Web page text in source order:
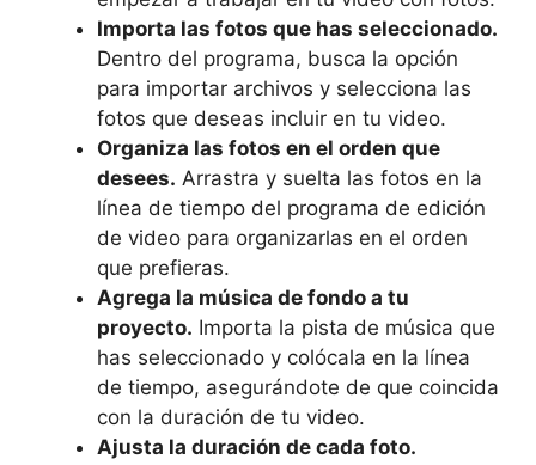
Importa las fotos que ⁢has ​seleccionado.
Dentro del programa, busca la opción
para importar archivos y⁢ selecciona las
fotos que deseas incluir ⁣en tu video.
Organiza las fotos ⁤en⁣ el orden que
⁢desees. Arrastra y suelta las fotos en la
línea de tiempo del programa ⁢de edición​
de video para organizarlas en el orden
que prefieras.
Agrega la música de fondo a tu​
proyecto. Importa ⁣la pista de música que
has seleccionado ​y colócala​ en la línea
de tiempo, asegurándote de que coincida
con la duración⁢ de tu video.
Ajusta⁣ la duración​ de⁣ cada foto.